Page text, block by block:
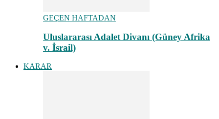
GEÇEN HAFTADAN
Uluslararası Adalet Divanı (Güney Afrika
v. İsrail)
KARAR